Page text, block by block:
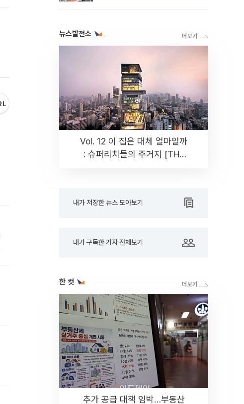
뉴스발전소
Vol. 12 이 집은 대체 얼마일까
: 슈퍼리치들의 주거지 [THE
내가 저장한 뉴스 모아보기
내가 구독한 기자 전체보기
한 컷
추가 공급 대책 임박…부동산